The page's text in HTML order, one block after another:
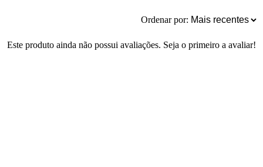
Ordenar por:
Este produto ainda não possui avaliações. Seja o primeiro a avaliar!